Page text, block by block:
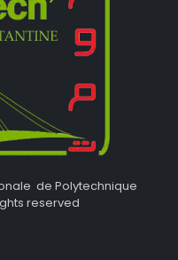
de Polytechnique
reserved